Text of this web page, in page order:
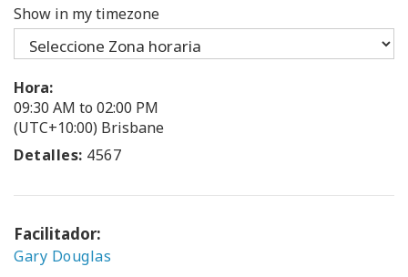
Show in my timezone
Hora:
09:30 AM to 02:00 PM
(UTC+10:00) Brisbane
Detalles: 4567
Facilitador:
Gary Douglas